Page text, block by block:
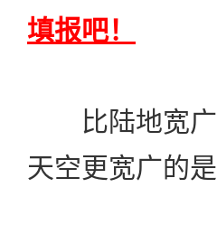
填报吧！
比陆地宽广
天空更宽广的